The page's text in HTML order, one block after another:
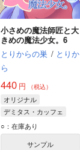
小さめの魔法師匠と大
きめの魔法少女。6
とりからの巣 / とりか
ら
440 円 （税込）
オリジナル
デミタス・カッフェ
マフィン・フラガ
ハルナス・アイザラ
○：在庫あり
サンプル